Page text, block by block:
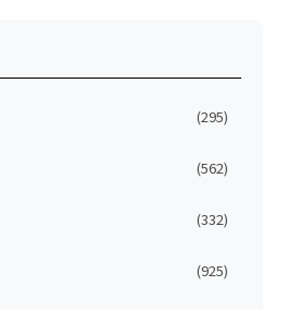
(295)
(562)
(332)
(925)